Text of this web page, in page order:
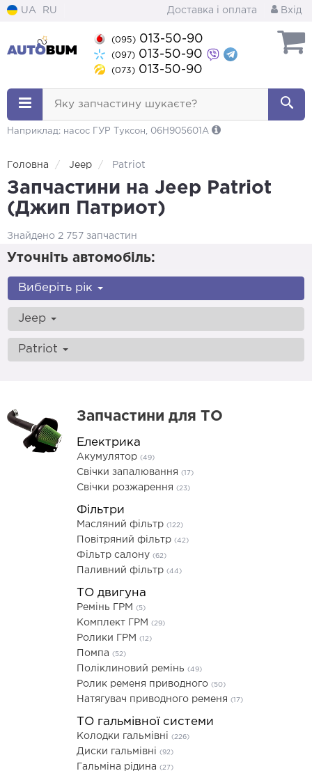
UA RU Доставка і оплата Вхід
(095) 013-50-90
(097) 013-50-90
(073) 013-50-90
Яку запчастину шукаєте?
Наприклад: насос ГУР Туксон, 06H905601A
Головна Jeep Patriot
Запчастини на Jeep Patriot
(Джип Патриот)
Знайдено 2 757 запчастин
Уточніть автомобіль:
Виберіть рік
Jeep
Patriot
Запчастини для ТО
Електрика
Акумулятор (49)
Свічки запалювання (17)
Свічки розжарення (23)
Фільтри
Масляний фільтр (122)
Повітряний фільтр (42)
Фільтр салону (62)
Паливний фільтр (44)
ТО двигуна
Ремінь ГРМ (5)
Комплект ГРМ (29)
Ролики ГРМ (12)
Помпа (52)
Поліклиновий ремінь (49)
Ролик ременя приводного (50)
Натягувач приводного ременя (17)
ТО гальмівної системи
Колодки гальмівні (226)
Диски гальмівні (92)
Гальміна рідина (27)